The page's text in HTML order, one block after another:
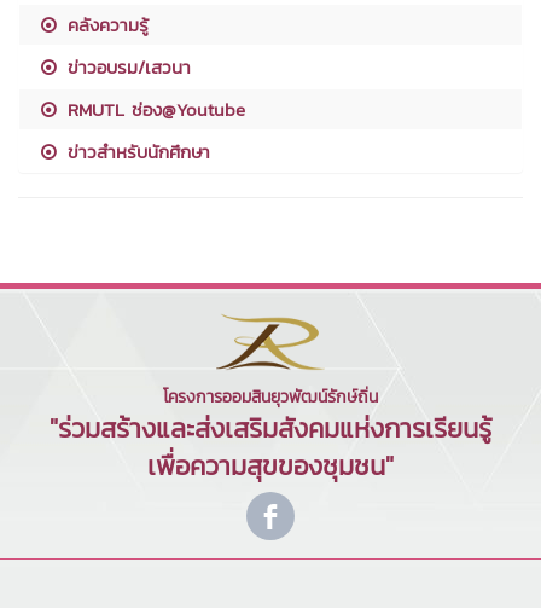
คลังความรู้
ข่าวอบรม/เสวนา
RMUTL ช่อง@Youtube
ข่าวสำหรับนักศึกษา
โครงการออมสินยุวพัฒน์รักษ์ถิ่น
"ร่วมสร้างและส่งเสริมสังคมแห่งการเรียนรู้
เพื่อความสุขของชุมชน"